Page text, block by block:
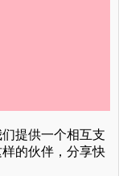
提供一个相互支
的伙伴，分享快